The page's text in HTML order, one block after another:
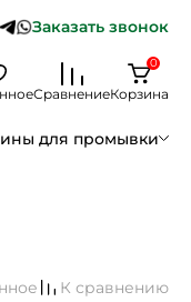
Заказать звонок
СравнениеКорзина
0
для промывки
К сравнению